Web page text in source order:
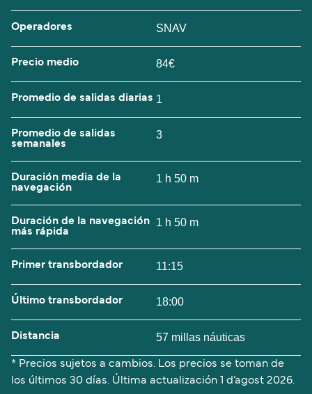
Operadores SNAV
Precio medio 84€
Promedio de salidas diarias 1
Promedio de salidas
semanales
3
Duración media de la
navegación
1 h 50 m
Duración de la navegación
más rápida
1 h 50 m
Primer transbordador 11:15
Último transbordador 18:00
Distancia 57 millas náuticas
* Precios sujetos a cambios. Los precios se toman de
los últimos 30 días. Última actualización
1 d’agost 2026.